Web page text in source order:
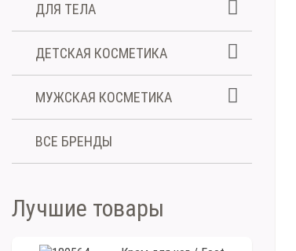
ДЛЯ ТЕЛА
ДЕТСКАЯ КОСМЕТИКА
МУЖСКАЯ КОСМЕТИКА
ВСЕ БРЕНДЫ
Лучшие товары